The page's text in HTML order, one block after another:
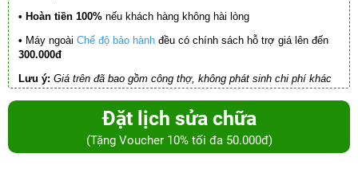
• Hoàn tiền 100% nếu khách hàng không hài lòng
• Máy ngoài Chế độ bảo hành đều có chính sách hỗ trợ giá lên đến
300.000đ
Lưu ý: Giá trên đã bao gồm công thợ, không phát sinh chi phí khác
Đặt lịch sửa chữa
(Tặng Voucher 10% tối đa 50.000đ)